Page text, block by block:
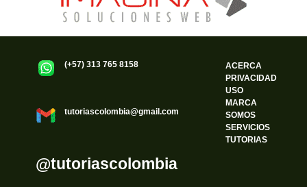
(+57) 313 765 8158
tutoriascolombia@gmail.com
@tutoriascolombia
ACERCA
PRIVACIDAD
USO
MARCA
SOMOS
SERVICIOS
TUTORIAS